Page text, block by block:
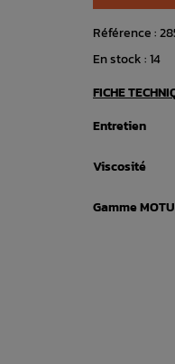
Référence :
En stock :14
FICHE
Entretien
Viscosité
Gamme